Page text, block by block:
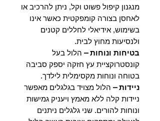
מנגנון קיפול פשוט וקל, ניתן להרכיב או
לאחסן בצורה קומפקטית כאשר אינו
בשימוש, אידיאלי לחללים קטנים
ולנסיעות מחוץ לבית.
בטיחות ונוחות – הלול בעל
קונסטרוקציית עץ חזקה יספק סביבה
בטוחה ונוחות מקסימלית לילדך.
ניידות – הלול מצויד בגלגלים מאפשר
ניידות קלה ללא מאמץ ויעניק גמישות
ונוחות להורים. שני גלגלים ניתנים